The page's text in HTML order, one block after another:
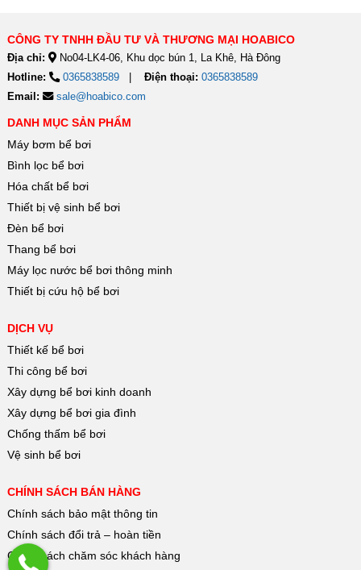
CÔNG TY TNHH ĐẦU TƯ VÀ THƯƠNG MẠI HOABICO
Địa chỉ:
No04-LK4-06, Khu dọc bún 1, La Khê, Hà Đông
Hotline:
0365838589 Điện thoại: 0365838589
Email:
sale@hoabico.com
DANH MỤC SẢN PHẨM
Máy bơm bể bơi
Bình lọc bể bơi
Hóa chất bể bơi
Thiết bị vệ sinh bể bơi
Đèn bể bơi
Thang bể bơi
Máy lọc nước bể bơi thông minh
Thiết bị cứu hộ bể bơi
DỊCH VỤ
Thiết kế bể bơi
Thi công bể bơi
Xây dựng bể bơi kinh doanh
Xây dựng bể bơi gia đình
Chống thấm bể bơi
Vệ sinh bể bơi
CHÍNH SÁCH BÁN HÀNG
Chính sách bảo mật thông tin
Chính sách đổi trả – hoàn tiền
Chính sách chăm sóc khách hàng